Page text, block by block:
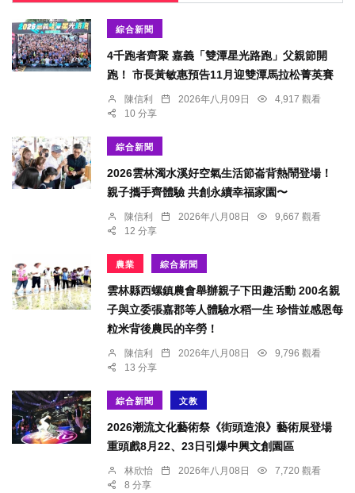
綜合新聞
4千跑者齊聚 嘉義「雙潭星光路跑」父親節開
跑！ 市長黃敏惠預告11月迎雙潭馬拉松菁英賽
陳信利 2026年八月09日
4,917 觀看
10 分享
綜合新聞
2026雲林濁水溪好空氣生活節崙背熱鬧登場！
親子攜手齊體驗 共創永續幸福家園〜
陳信利 2026年八月08日
9,667 觀看
12 分享
農業 綜合新聞
雲林縣西螺鎮農會舉辦親子下田趣活動 200名親
子與立委張嘉郡等人體驗水稻一生 珍惜並感恩每
粒米背後農民的辛勞！
陳信利 2026年八月08日
9,796 觀看
13 分享
綜合新聞 文教
2026潮流文化藝術祭《街頭造浪》藝術展登場
重頭戲8月22、23日引爆中興文創園區
林欣怡 2026年八月08日
7,720 觀看
8 分享